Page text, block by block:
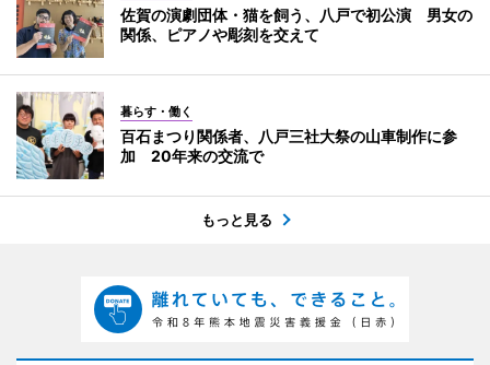
佐賀の演劇団体・猫を飼う、八戸で初公演 男女の
関係、ピアノや彫刻を交えて
暮らす・働く
百石まつり関係者、八戸三社大祭の山車制作に参
加 20年来の交流で
もっと見る